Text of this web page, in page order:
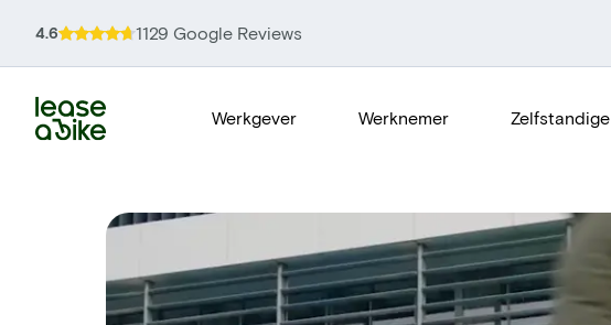
4.6 1129 Google Reviews
Werkgever Werknemer Zelfstandige